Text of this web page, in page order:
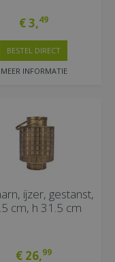
€3,49
MEER INFORMATIE
BESTEL DIRECT
ijzer, gestanst,
cm, h 31.5 cm
€ 26,99